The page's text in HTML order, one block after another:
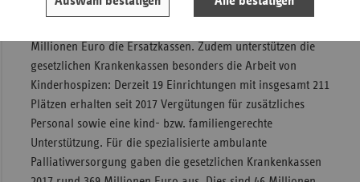
ambulanten Hospizdiensten zwischen 2010 und 2017 mehr
Millionen Euro die Ersatzkassen. Zudem unterstützen die
gesetzlichen Krankenkassen besonders die Arbeit von
Kinderhospizen: Derzeit 19 Einrichtungen mit insgesamt 211
Plätzen erhalten seit 2017 Vergütungen für zusätzliches
Personal sowie eine kind- bzw. familiengerechte
Unterstützung. Für die spezialisierte ambulante
Palliativversorgung gaben die gesetzlichen Krankenkassen